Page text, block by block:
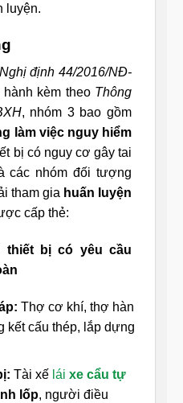
luyện.
Nghị định 44/2016/NĐ-
kèm theo Thông
, nhóm 3 bao gồm
làm việc nguy hiểm
bị có nguy cơ gây tai
các nhóm đối tượng
tham gia huấn luyện
cấp thẻ:
thiết bị có yêu cầu
Thợ cơ khí, thợ hàn
kết cấu thép, lắp dựng
Tài xế lái xe cẩu tự
lốp, người điều